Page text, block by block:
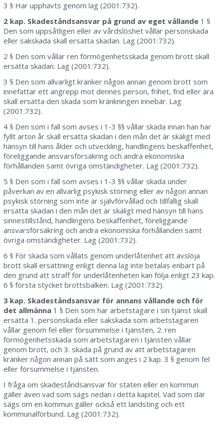
3 § Har upphävts genom lag (2001:732).
2 kap. Skadeståndsansvar på grund av eget vållande 1 §
Den som uppsåtligen eller av vårdslöshet vållar personskada
eller sakskada skall ersätta skadan. Lag (2001:732).
2 § Den som vållar ren förmögenhetsskada genom brott skall
ersätta skadan. Lag (2001:732).
3 § Den som allvarligt kränker någon annan genom brott som
innefattar ett angrepp mot dennes person, frihet, frid eller ära
skall ersätta den skada som kränkningen innebär. Lag
(2001:732).
4 § Den som i fall som avses i 1-3 §§ vållar skada innan han har
fyllt arton år skall ersätta skadan i den mån det är skäligt med
hänsyn till hans ålder och utveckling, handlingens beskaffenhet,
föreliggande ansvarsförsäkring och andra ekonomiska
förhållanden samt övriga omständigheter. Lag (2001:732).
5 § Den som i fall som avses i 1-3 §§ vållar skada under
påverkan av en allvarlig psykisk störning eller av någon annan
psykisk störning som inte är självförvållad och tillfällig skall
ersätta skadan i den mån det är skäligt med hänsyn till hans
sinnestillstånd, handlingens beskaffenhet, föreliggande
ansvarsförsäkring och andra ekonomiska förhållanden samt
övriga omständigheter. Lag (2001:732).
6 § För skada som vållats genom underlåtenhet att avslöja
brott skall ersättning enligt denna lag inte betalas enbart på
den grund att straff för underlåtenheten kan följa enligt 23 kap.
6 § första stycket brottsbalken. Lag (2001:732).
3 kap. Skadeståndsansvar för annans vållande och för
det allmänna 1 § Den som har arbetstagare i sin tjänst skall
ersätta 1. personskada eller sakskada som arbetstagaren
vållar genom fel eller försummelse i tjänsten, 2. ren
förmögenhetsskada som arbetstagaren i tjänsten vållar
genom brott, och 3. skada på grund av att arbetstagaren
kränker någon annan på sätt som anges i 2 kap. 3 § genom fel
eller försummelse i tjänsten.
I fråga om skadeståndsansvar för staten eller en kommun
gäller även vad som sägs nedan i detta kapitel. Vad som där
sägs om en kommun gäller också ett landsting och ett
kommunalförbund. Lag (2001:732).